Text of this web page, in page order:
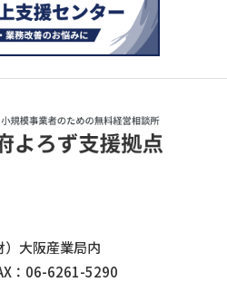
大阪産業局内
：06-6261-5290